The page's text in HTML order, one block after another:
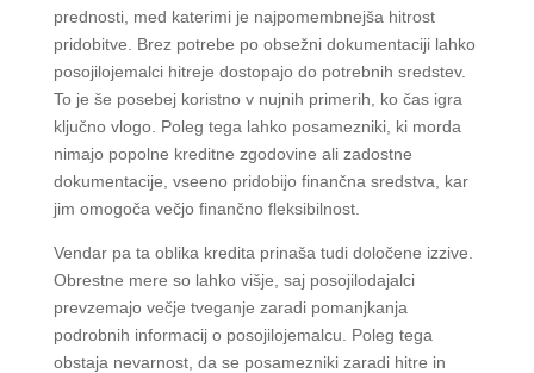
prednosti, med katerimi je najpomembnejša hitrost
pridobitve. Brez potrebe po obsežni dokumentaciji lahko
posojilojemalci hitreje dostopajo do potrebnih sredstev.
To je še posebej koristno v nujnih primerih, ko čas igra
ključno vlogo. Poleg tega lahko posamezniki, ki morda
nimajo popolne kreditne zgodovine ali zadostne
dokumentacije, vseeno pridobijo finančna sredstva, kar
jim omogoča večjo finančno fleksibilnost.
Vendar pa ta oblika kredita prinaša tudi določene izzive.
Obrestne mere so lahko višje, saj posojilodajalci
prevzemajo večje tveganje zaradi pomanjkanja
podrobnih informacij o posojilojemalcu. Poleg tega
obstaja nevarnost, da se posamezniki zaradi hitre in